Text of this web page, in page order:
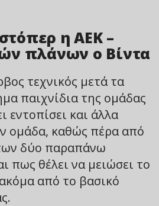
η ΑΕΚ –
πλάνων ο Βίντα
τεχνικός μετά τα
παιχνίδια της ομάδας
εντοπίσει και άλλα
ομάδα, καθώς πέρα από
δύο παραπάνω
πως θέλει να μειώσει το
από το βασικό